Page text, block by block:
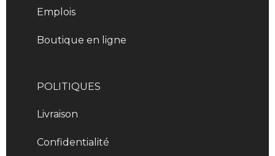
Emplois
Boutique en ligne
POLITIQUES
Livraison
Confidentialité